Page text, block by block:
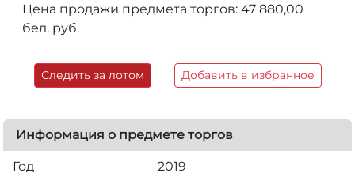
Цена продажи предмета торгов: 47 880,00
бел. руб.
Следить за лотом Добавить в избранное
Информация о предмете торгов
Год 2019